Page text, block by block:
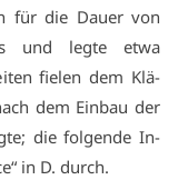
für die Dau­er von
und leg­te et­wa
fie­len dem Klä­
dem Ein­bau der
die fol­gen­de In­
in D. durch.